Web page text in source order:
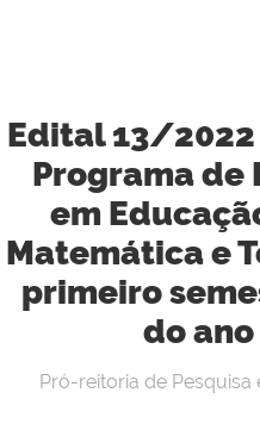
Edital 13/2022
Programa de
em
Matemática e
primeiro
do
Pró-reitoria de